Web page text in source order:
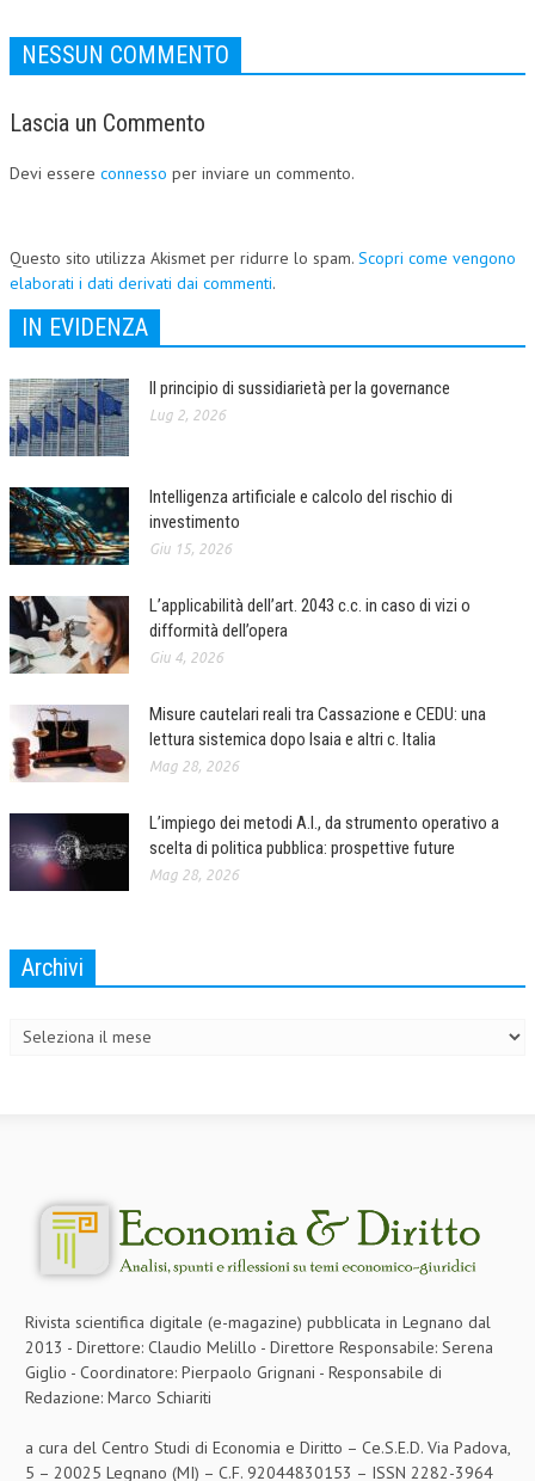
NESSUN COMMENTO
Lascia un Commento
Devi essere connesso per inviare un commento.
Questo sito utilizza Akismet per ridurre lo spam. Scopri come vengono
elaborati i dati derivati dai commenti.
IN EVIDENZA
Il principio di sussidiarietà per la governance
Lug 2, 2026
Intelligenza artificiale e calcolo del rischio di
investimento
Giu 15, 2026
L’applicabilità dell’art. 2043 c.c. in caso di vizi o
difformità dell’opera
Giu 4, 2026
Misure cautelari reali tra Cassazione e CEDU: una
lettura sistemica dopo Isaia e altri c. Italia
Mag 28, 2026
L’impiego dei metodi A.I., da strumento operativo a
scelta di politica pubblica: prospettive future
Mag 28, 2026
Archivi
Rivista scientifica digitale (e-magazine) pubblicata in Legnano dal
2013 - Direttore: Claudio Melillo - Direttore Responsabile: Serena
Giglio - Coordinatore: Pierpaolo Grignani - Responsabile di
Redazione: Marco Schiariti
a cura del Centro Studi di Economia e Diritto – Ce.S.E.D. Via Padova,
5 – 20025 Legnano (MI) – C.F. 92044830153 – ISSN 2282-3964